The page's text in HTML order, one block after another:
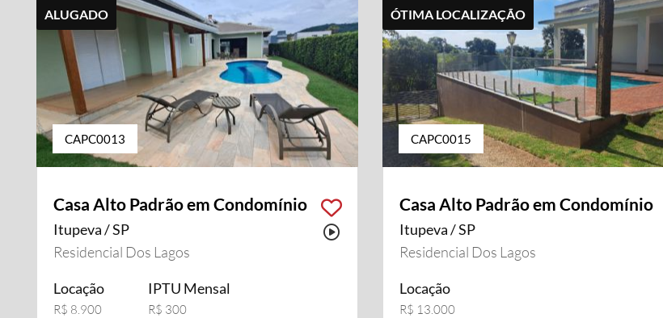
ALUGADO
Possui vídeo
CAPC0013
Casa Alto Padrão em Condomínio
Itupeva / SP
Residencial Dos Lagos
Locação
R$ 8.900
IPTU Mensal
R$ 300
ÓTIMA LOCALIZAÇÃO
CAPC0015
Casa Alto Padrão em Condomínio
Itupeva / SP
Residencial Dos Lagos
Locação
R$ 13.000